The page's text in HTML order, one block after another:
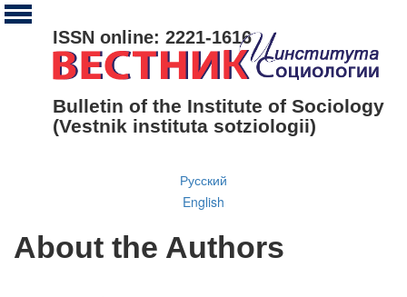
ISSN online: 2221-1616
Bulletin of the Institute of Sociology
(Vestnik instituta sotziologii)
Русский
English
About the Authors